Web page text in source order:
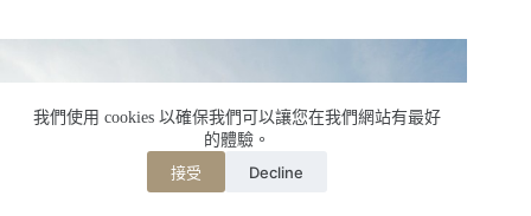
我們使用 cookies 以確保我們可以讓您在我們網站有最好
的體驗。
接受 Decline